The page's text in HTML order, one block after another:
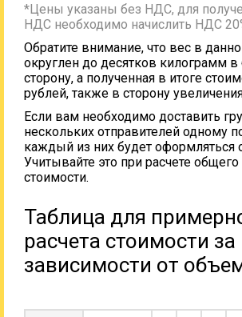
*Цены указаны без НДС, для
НДС необходимо начислить НДС
Обратите внимание, что вес в
округлен до десятков килограмм
сторону, а полученная в итоге
рублей, также в сторону
Если вам необходимо доставить
нескольких отправителей одному
каждый из них будет оформляться
Учитывайте это при расчете
стоимости.
Таблица для
расчета стоимости
зависимости от